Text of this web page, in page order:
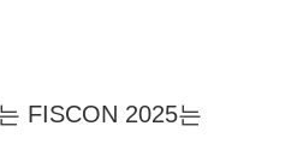
FISCON 2025는